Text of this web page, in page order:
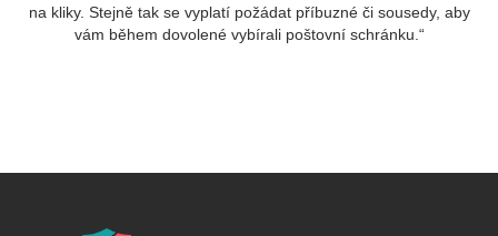
na kliky. Stejně tak se vyplatí požádat příbuzné či sousedy, aby
vám během dovolené vybírali poštovní schránku.“